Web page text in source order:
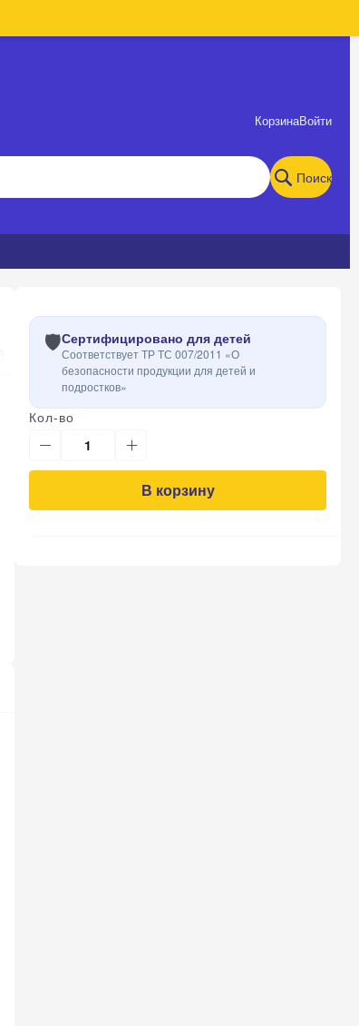
Поиск
КорзинаВойти
🛡️Сертифицировано для детей
Соответствует ТР ТС 007/2011 «О
безопасности продукции для детей и
подростков»
Кол-во
В корзину